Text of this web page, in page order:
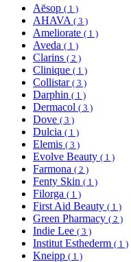
Aēsop ( 1 )
AHAVA ( 3 )
Ameliorate ( 1 )
Aveda ( 1 )
Clarins ( 2 )
Clinique ( 1 )
Collistar ( 3 )
Darphin ( 1 )
Dermacol ( 3 )
Dove ( 3 )
Dulcia ( 1 )
Elemis ( 3 )
Evolve Beauty ( 1 )
Farmona ( 2 )
Fenty Skin ( 1 )
Filorga ( 1 )
First Aid Beauty ( 1 )
Green Pharmacy ( 2 )
Indie Lee ( 3 )
Institut Esthederm ( 1 )
Kneipp ( 1 )